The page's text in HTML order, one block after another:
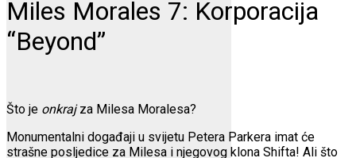
Miles Morales 7: Korporacija
“Beyond”
Što je onkrajza Milesa Moralesa?
Monumentalni događaji u svijetu Petera Parkera imat će
strašne posljedice za Milesa i njegovog klona Shifta! Ali što